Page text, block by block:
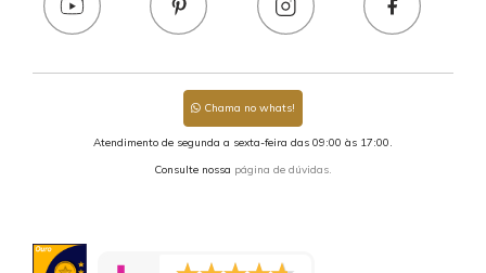
Chama no whats!
Atendimento de segunda a sexta-feira das 09:00 às 17:00.
Consulte nossa página de dúvidas.